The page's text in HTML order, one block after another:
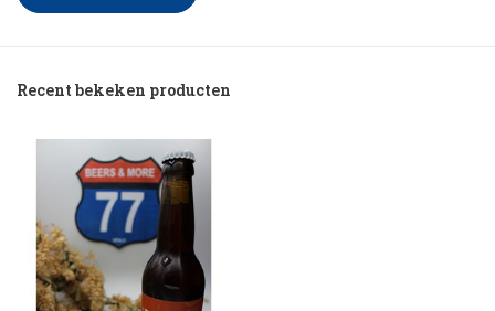
Recent bekeken producten